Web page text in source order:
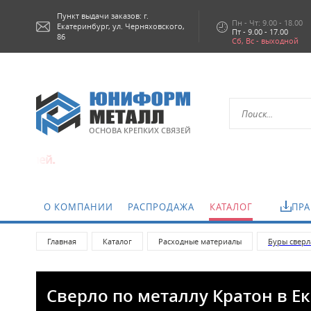
Пункт выдачи заказов: г.
Екатеринбург, ул. Черняховского,
86
Пн - Чт: 9.00 - 18.00
Пт - 9.00 - 17.00
Сб, Вс - выходной
ОСНОВА КРЕПКИХ СВЯЗЕЙ
О КОМПАНИИ РАСПРОДАЖА КАТАЛОГ
Главная Каталог Расходные материалы Буры
Сверло по металлу Кратон в